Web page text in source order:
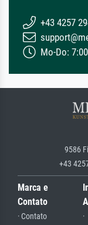
+43 4257
Mo-Do:
9586
+43
Marca e
Contato
· Contato
·